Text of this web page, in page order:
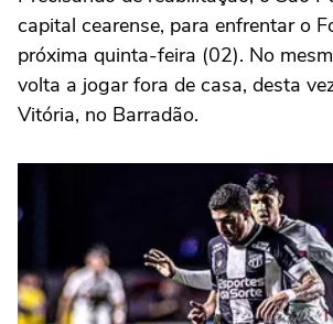
capital cearense, para enfrentar o
próxima quinta-feira (02). No
volta a jogar fora de casa, desta
Vitória, no Barradão.